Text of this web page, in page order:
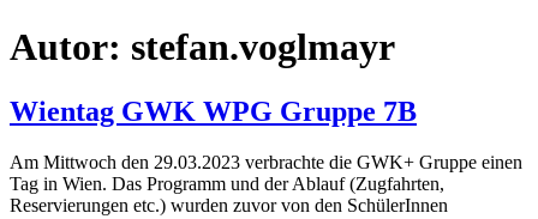
Autor: stefan.voglmayr
Wientag GWK WPG Gruppe 7B
Am Mittwoch den 29.03.2023 verbrachte die GWK+ Gruppe einen
Tag in Wien. Das Programm und der Ablauf (Zugfahrten,
Reservierungen etc.) wurden zuvor von den SchülerInnen